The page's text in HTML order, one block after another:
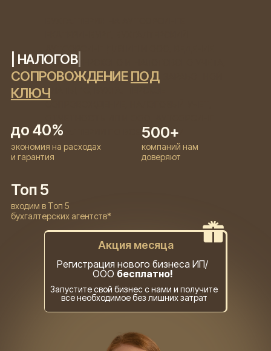
АУТСОРСИНГ ДЛЯ ИП И ООО, ВЕДЕНИЕ
БУХГАЛТЕРСКОГО И НАЛОГОВОГО УЧЕТА,
РАСЧЕТ НАЛОГОВ, РАСЧЕТ ЗАРАБОТНОЙ
ПЛАТЫ, 1С, БУХГАЛТЕРСКОЕ
СОПРОВОЖДЕНИЕ, НАЛОГОВЫЙ УЧЕТ,
БУХГАЛТЕРИИ ПО ВСЕЙ РОССИИ
| ЮРИДИ|
СОПРОВОЖДЕНИЕПОД
КЛЮЧ
Топ 5
500+
до 40%
экономия на расходах
и гарантия
компаний нам
доверяют
входим в Топ 5
бухгалтерских агентств*
Акция месяца
Регистрация нового бизнеса ИП/
ООО бесплатно!
Запустите свой бизнес с нами и получите
все необходимое без лишних затрат